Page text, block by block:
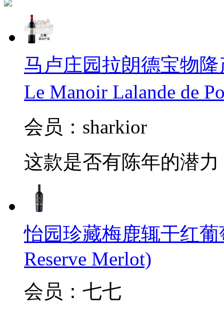
马卢庄园拉朗德宝物隆
Le Manoir Lalande de
会员：sharkior
这款是否有陈年的潜力
怡园珍藏梅鹿辄干红葡
Reserve Merlot)
会员：七七